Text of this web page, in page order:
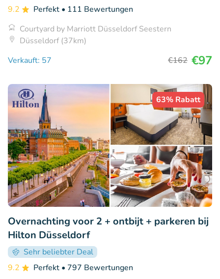
9.2 Perfekt • 111 Bewertungen
Courtyard by Marriott Düsseldorf Seestern
Düsseldorf (37km)
Verkauft: 57
€162 €97
63% Rabatt
Overnachting voor 2 + ontbijt + parkeren bij
Hilton Düsseldorf
Sehr beliebter Deal
9.2
Perfekt • 797 Bewertungen